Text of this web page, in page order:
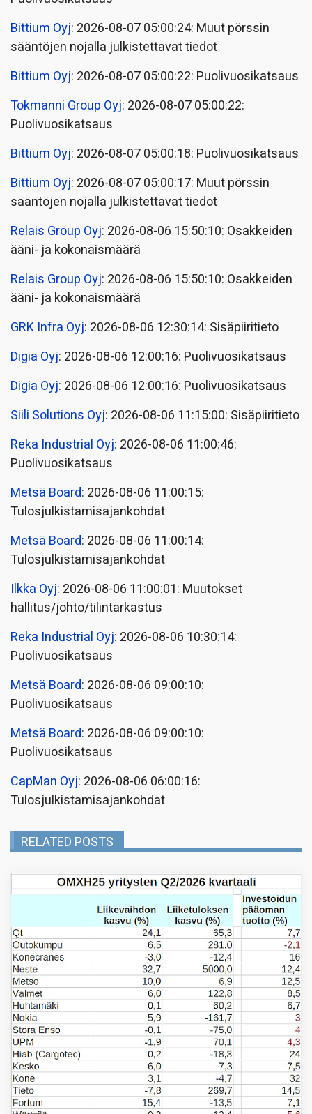
Bittium Oyj: 2026-08-07 05:00:24: Muut pörssin
sääntöjen nojalla julkistettavat tiedot
Bittium Oyj: 2026-08-07 05:00:22: Puolivuosikatsaus
Tokmanni Group Oyj: 2026-08-07 05:00:22:
Puolivuosikatsaus
Bittium Oyj: 2026-08-07 05:00:18: Puolivuosikatsaus
Bittium Oyj: 2026-08-07 05:00:17: Muut pörssin
sääntöjen nojalla julkistettavat tiedot
Relais Group Oyj: 2026-08-06 15:50:10: Osakkeiden
ääni- ja kokonaismäärä
Relais Group Oyj: 2026-08-06 15:50:10: Osakkeiden
ääni- ja kokonaismäärä
GRK Infra Oyj: 2026-08-06 12:30:14: Sisäpiiritieto
Digia Oyj: 2026-08-06 12:00:16: Puolivuosikatsaus
Digia Oyj: 2026-08-06 12:00:16: Puolivuosikatsaus
Siili Solutions Oyj: 2026-08-06 11:15:00: Sisäpiiritieto
Reka Industrial Oyj: 2026-08-06 11:00:46:
Puolivuosikatsaus
Metsä Board: 2026-08-06 11:00:15:
Tulosjulkistamisajankohdat
Metsä Board: 2026-08-06 11:00:14:
Tulosjulkistamisajankohdat
Ilkka Oyj: 2026-08-06 11:00:01: Muutokset
hallitus/johto/tilintarkastus
Reka Industrial Oyj: 2026-08-06 10:30:14:
Puolivuosikatsaus
Metsä Board: 2026-08-06 09:00:10:
Puolivuosikatsaus
Metsä Board: 2026-08-06 09:00:10:
Puolivuosikatsaus
CapMan Oyj: 2026-08-06 06:00:16:
Tulosjulkistamisajankohdat
RELATED POSTS